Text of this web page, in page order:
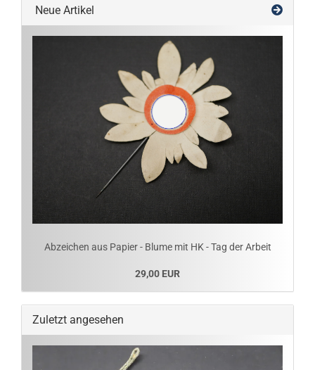
Neue Artikel
Abzeichen aus Papier - Blume mit HK - Tag der Arbeit
29,00 EUR
Zuletzt angesehen